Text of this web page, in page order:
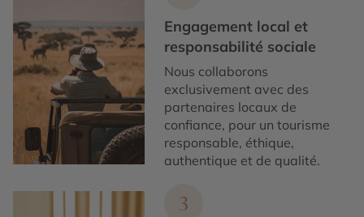
Engagement local et
responsabilité sociale
Nous collaborons
exclusivement avec des
partenaires locaux de
confiance, pour un tourisme
responsable, éthique,
authentique et de qualité.
3